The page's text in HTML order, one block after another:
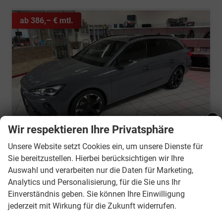
ab 386,– € mtl.
Cupra Leon Sportstourer
sofort lieferbar Neuwagen mit Tageszulassung
Wir respektieren Ihre Privatsphäre
Unsere Website setzt Cookies ein, um unsere Dienste für
Sie bereitzustellen. Hierbei berücksichtigen wir Ihre
Auswahl und verarbeiten nur die Daten für Marketing,
Analytics und Personalisierung, für die Sie uns Ihr
Einverständnis geben. Sie können Ihre Einwilligung
jederzeit mit Wirkung für die Zukunft widerrufen.
Ankündigung - Betriebsurlaub:
Liebe Kunden - Wir haben vom
10.08.2026 - 21.08. 2026
urlaubsbedingt geschlossen!
Ab dem 24.08.2026 sind wir wieder